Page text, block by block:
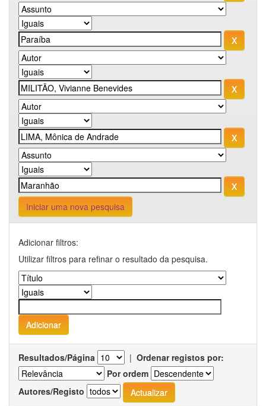
Iniciar uma nova pesquisa
Adicionar filtros:
Utilizar filtros para refinar o resultado da pesquisa.
Resultados/Página | Ordenar registos por:
Por ordem
Autores/Registo